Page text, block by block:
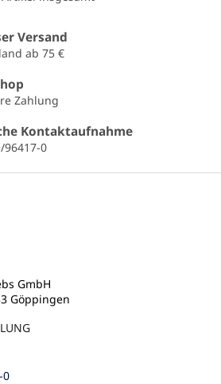
e
u
e
e
l
e
m
e
n
i
s
t
Versand
ab 75 €
Zahlung
Kontaktaufnahme
96417-0
GmbH
Göppingen
0